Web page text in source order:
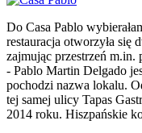
Do Casa Pablo
restauracja otworzyła się
zajmując przestrzeń m.in.
- Pablo Martin Delgado
pochodzi nazwa lokalu.
tej samej ulicy Tapas
2014 roku. Hiszpańskie